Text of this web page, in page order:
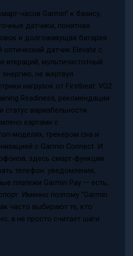
часов Garmin” к базису,
датчики, понятная
и долгоживущая батарея.
датчик Elevate с
итераций, мультичастотный
не жертвуя
нагрузок от Firstbeat: VO2
Readiness, рекомендации
статус вариабельности
картами с
моделях, трекером сна и
с Garmin Connect. И
здесь смарт-функции
телефон: уведомления,
платежи Garmin Pay — есть,
Именно поэтому “Garmin
часто выбирают те, кто
а не просто считает шаги.